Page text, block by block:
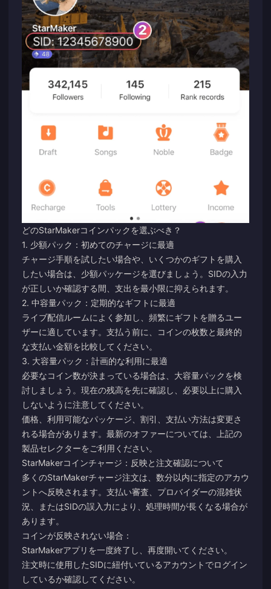
どのStarMakerコインパックを選ぶべき？
1. 少額パック：初めてのチャージに最適
チャージ手順を試したい場合や、いくつかのギフトを購入
したい場合は、少額パッケージを選びましょう。SIDの入力
が正しいか確認する間、支出を最小限に抑えられます。
2. 中容量パック：定期的なギフトに最適
ライブ配信ルームによく参加し、頻繁にギフトを贈るユー
ザーに適しています。支払う前に、コインの枚数と最終的
な支払い金額を比較してください。
3. 大容量パック：計画的な利用に最適
必要なコイン数が決まっている場合は、大容量パックを検
討しましょう。現在の残高を先に確認し、必要以上に購入
しないように注意してください。
価格、利用可能なパッケージ、割引、支払い方法は変更さ
れる場合があります。最新のオファーについては、上記の
製品セレクターをご利用ください。
StarMakerコインチャージ：反映と注文確認について
多くのStarMakerチャージ注文は、数分以内に指定のアカウ
ントへ反映されます。支払い審査、プロバイダーの混雑状
況、またはSIDの誤入力により、処理時間が長くなる場合が
あります。
コインが反映されない場合：
StarMakerアプリを一度終了し、再度開いてください。
注文時に使用したSIDに紐付いているアカウントでログイン
しているか確認してください。